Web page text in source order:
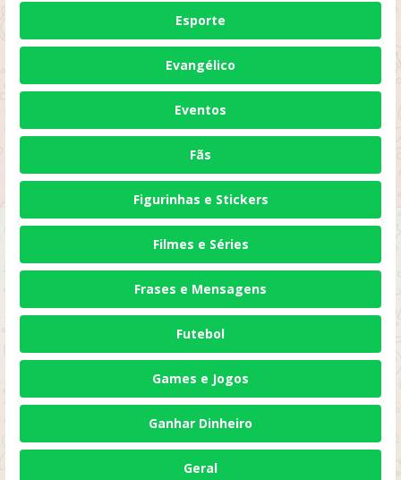
Esporte
Evangélico
Eventos
Fãs
Figurinhas e Stickers
Filmes e Séries
Frases e Mensagens
Futebol
Games e Jogos
Ganhar Dinheiro
Geral